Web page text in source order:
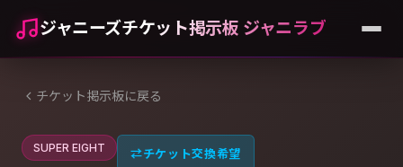
ジャニーズチケット掲示板 ジャニラブ
チケット掲示板に戻る
SUPER EIGHT ⇄チケット交換希望